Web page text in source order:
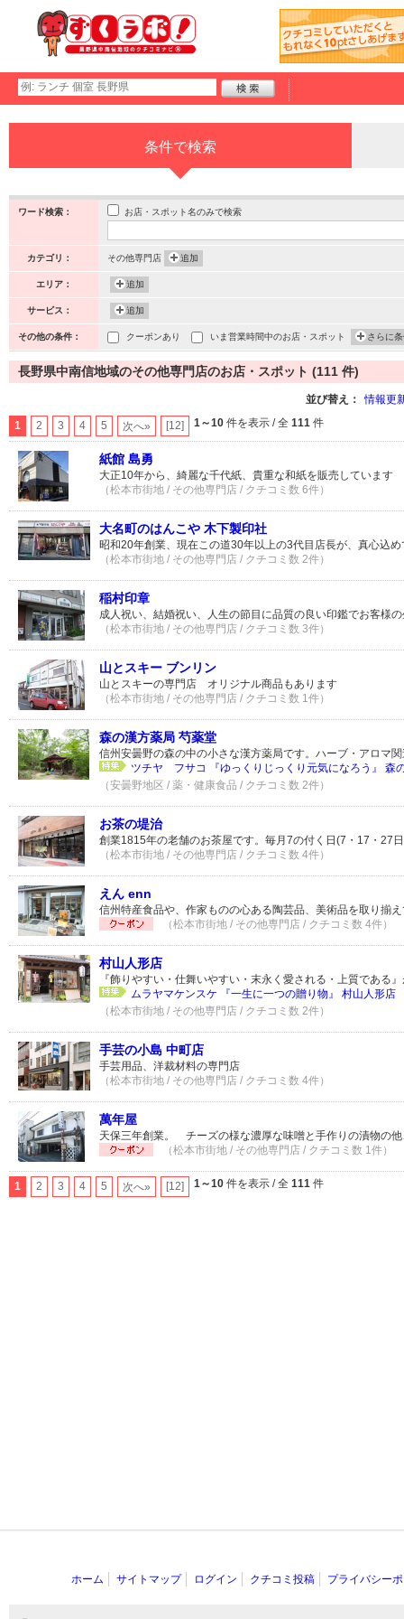
条件で検索
ワード検索： お店・スポット名のみで検索
カテゴリ： その他専門店 追加
エリア： 追加
サービス： 追加
その他の条件： クーポンあり いま営業時間中のお店・スポット さらに
長野県中南信地域のその他専門店のお店・スポット (111 件)
並び替え： 情報更
1 2 3 4 5 次へ» [12] 1～10 件を表示 / 全 111 件
紙館 島勇
大正10年から、綺麗な千代紙、貴重な和紙を販売しています
（松本市街地 / その他専門店 / クチコミ数 6件）
大名町のはんこや 木下製印社
昭和20年創業、現在この道30年以上の3代目店長が、真心込
（松本市街地 / その他専門店 / クチコミ数 2件）
稲村印章
成人祝い、結婚祝い、人生の節目に品質の良い印鑑でお客様
（松本市街地 / その他専門店 / クチコミ数 3件）
山とスキー ブンリン
山とスキーの専門店 オリジナル商品もあります
（松本市街地 / その他専門店 / クチコミ数 1件）
森の漢方薬局 芍薬堂
信州安曇野の森の中の小さな漢方薬局です。ハーブ・アロマ
ツチヤ フサコ 『ゆっくりじっくり元気になろう』 森
（安曇野地区 / 薬・健康食品 / クチコミ数 2件）
お茶の堤治
創業1815年の老舗のお茶屋です。毎月7の付く日(7・17・27
（松本市街地 / その他専門店 / クチコミ数 4件）
えん enn
信州特産食品や、作家ものの心ある陶芸品、美術品を取り揃
（松本市街地 / その他専門店 / クチコミ数 4件）
村山人形店
『飾りやすい・仕舞いやすい・末永く愛される・上質である
ムラヤマケンスケ 『一生に一つの贈り物』 村山人形店
（松本市街地 / その他専門店 / クチコミ数 2件）
手芸の小島 中町店
手芸用品、洋裁材料の専門店
（松本市街地 / その他専門店 / クチコミ数 4件）
萬年屋
天保三年創業。 チーズの様な濃厚な味噌と手作りの漬物の
（松本市街地 / その他専門店 / クチコミ数 1件）
1 2 3 4 5 次へ» [12] 1～10 件を表示 / 全 111 件
ホーム サイトマップ ログイン クチコミ投稿 プライバシー